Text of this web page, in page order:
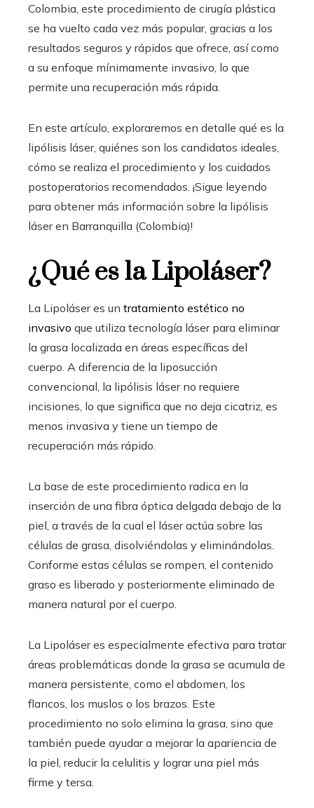
Colombia, este procedimiento de cirugía plástica
se ha vuelto cada vez más popular, gracias a los
resultados seguros y rápidos que ofrece, así como
a su enfoque mínimamente invasivo, lo que
permite una recuperación más rápida.
En este artículo, exploraremos en detalle qué es la
lipólisis láser, quiénes son los candidatos ideales,
cómo se realiza el procedimiento y los cuidados
postoperatorios recomendados. ¡Sigue leyendo
para obtener más información sobre la lipólisis
láser en Barranquilla (Colombia)!
¿Qué es la Lipoláser?
La Lipoláser es un tratamiento estético no
invasivo que utiliza tecnología láser para eliminar
la grasa localizada en áreas específicas del
cuerpo. A diferencia de la liposucción
convencional, la lipólisis láser no requiere
incisiones, lo que significa que no deja cicatriz, es
menos invasiva y tiene un tiempo de
recuperación más rápido.
La base de este procedimiento radica en la
inserción de una fibra óptica delgada debajo de la
piel, a través de la cual el láser actúa sobre las
células de grasa, disolviéndolas y eliminándolas.
Conforme estas células se rompen, el contenido
graso es liberado y posteriormente eliminado de
manera natural por el cuerpo.
La Lipoláser es especialmente efectiva para tratar
áreas problemáticas donde la grasa se acumula de
manera persistente, como el abdomen, los
flancos, los muslos o los brazos. Este
procedimiento no solo elimina la grasa, sino que
también puede ayudar a mejorar la apariencia de
la piel, reducir la celulitis y lograr una piel más
firme y tersa.